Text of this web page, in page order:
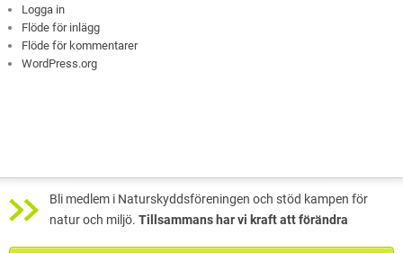
Logga in
Flöde för inlägg
Flöde för kommentarer
WordPress.org
Bli medlem i Naturskyddsföreningen och stöd kampen för
natur och miljö. Tillsammans har vi kraft att förändra